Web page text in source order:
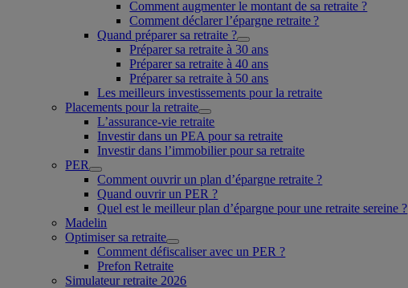
Comment augmenter le montant de sa retraite ?
Comment déclarer l’épargne retraite ?
Quand préparer sa retraite ?
Préparer sa retraite à 30 ans
Préparer sa retraite à 40 ans
Préparer sa retraite à 50 ans
Les meilleurs investissements pour la retraite
Placements pour la retraite
L’assurance-vie retraite
Investir dans un PEA pour sa retraite
Investir dans l’immobilier pour sa retraite
PER
Comment ouvrir un plan d’épargne retraite ?
Quand ouvrir un PER ?
Quel est le meilleur plan d’épargne pour une retraite sereine ?
Madelin
Optimiser sa retraite
Comment défiscaliser avec un PER ?
Prefon Retraite
Simulateur retraite 2026